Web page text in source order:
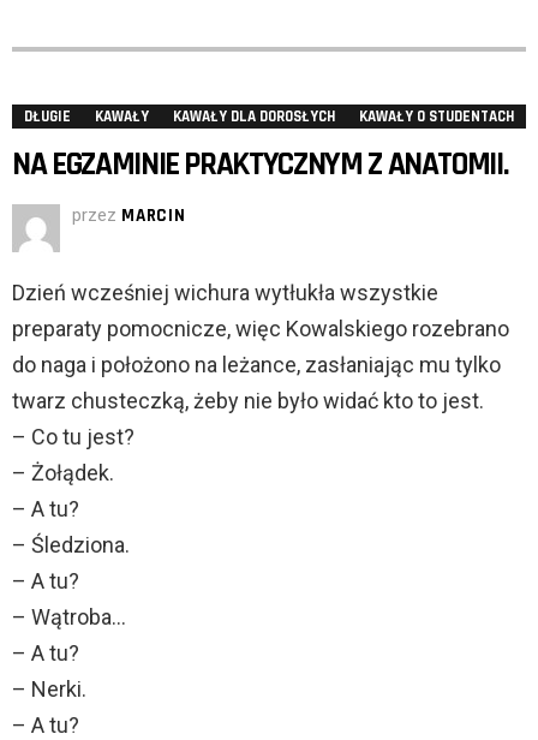
DŁUGIE KAWAŁY KAWAŁY DLA DOROSŁYCH KAWAŁY O STUDENTACH
NA EGZAMINIE PRAKTYCZNYM Z ANATOMII.
przez MARCIN
Dzień wcześniej wichura wytłukła wszystkie
preparaty pomocnicze, więc Kowalskiego rozebrano
do naga i położono na leżance, zasłaniając mu tylko
twarz chusteczką, żeby nie było widać kto to jest.
– Co tu jest?
– Żołądek.
– A tu?
– Śledziona.
– A tu?
– Wątroba…
– A tu?
– Nerki.
– A tu?